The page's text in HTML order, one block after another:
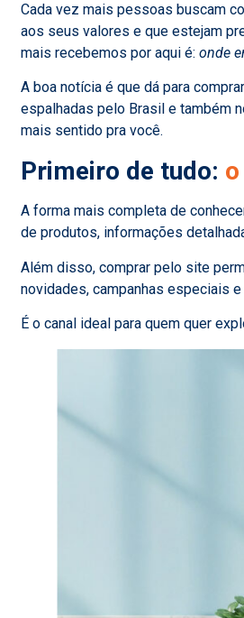
Cada vez mais pessoas buscam
aos seus valores e que estejam
mais recebemos por aqui é: onde
A boa notícia é que dá para
espalhadas pelo Brasil e também
mais sentido pra você.
Primeiro de tudo:
A forma mais completa de
de produtos, informações
Além disso, comprar pelo site
novidades, campanhas especiais
É o canal ideal para quem quer